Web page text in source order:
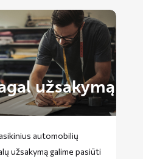
užsakymą
automobilių
užsakymą galime pasiūti